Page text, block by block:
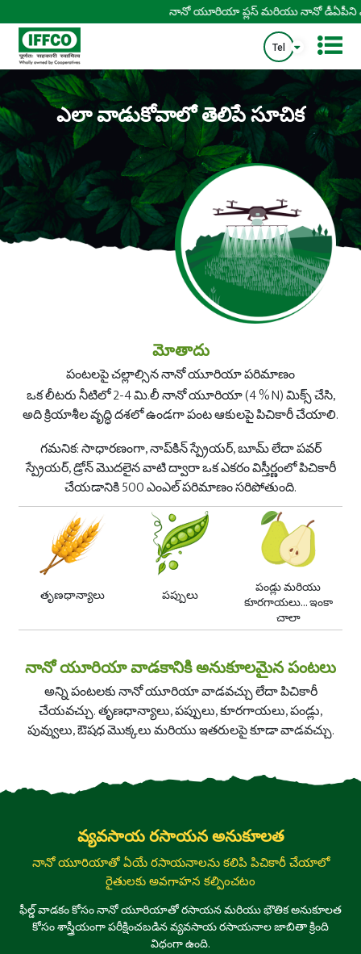
నానో యూరియా ప్లస్ మరియు నానో డీఏపీని
Tel
ఎలా వాడుకోవాలో తెలిపే సూచిక
మోతాదు
పంటలపై చల్లాల్సిన నానో యూరియా పరిమాణం
ఒక లీటరు నీటిలో 2-4 మి.లీ నానో యూరియా (4 % N) మిక్స్ చేసి,
అది క్రియాశీల వృద్ధి దశలో ఉండగా పంట ఆకులపై పిచికారీ చేయాలి.
గమనిక: సాధారణంగా, నాప్‌కిన్ స్ప్రేయర్, బూమ్ లేదా పవర్
స్ప్రేయర్, డ్రోన్ మొదలైన వాటి ద్వారా ఒక ఎకరం విస్తీర్ణంలో పిచికారీ
చేయడానికి 500 ఎంఎల్ పరిమాణం సరిపోతుంది.
తృణధాన్యాలు పప్పులు
పండ్లు మరియు
కూరగాయలు... ఇంకా
చాలా
నానో యూరియా వాడకానికి అనుకూలమైన పంటలు
అన్ని పంటలకు నానో యూరియా వాడవచ్చు లేదా పిచికారీ
చేయవచ్చు. తృణధాన్యాలు, పప్పులు, కూరగాయలు, పండ్లు,
పువ్వులు, ఔషధ మొక్కలు మరియు ఇతరులపై కూడా వాడవచ్చు.
వ్యవసాయ రసాయన అనుకూలత
నానో యూరియాతో ఏయే రసాయనాలను కలిపి పిచికారీ చేయాలో
రైతులకు అవగాహన కల్పించటం
ఫీల్డ్ వాడకం కోసం నానో యూరియాతో రసాయన మరియు భౌతిక అనుకూలత
కోసం శాస్త్రీయంగా పరీక్షించబడిన వ్యవసాయ రసాయనాల జాబితా క్రింది
విధంగా ఉంది.